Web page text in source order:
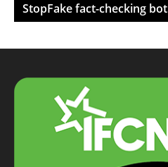
StopFake fact-checking bot